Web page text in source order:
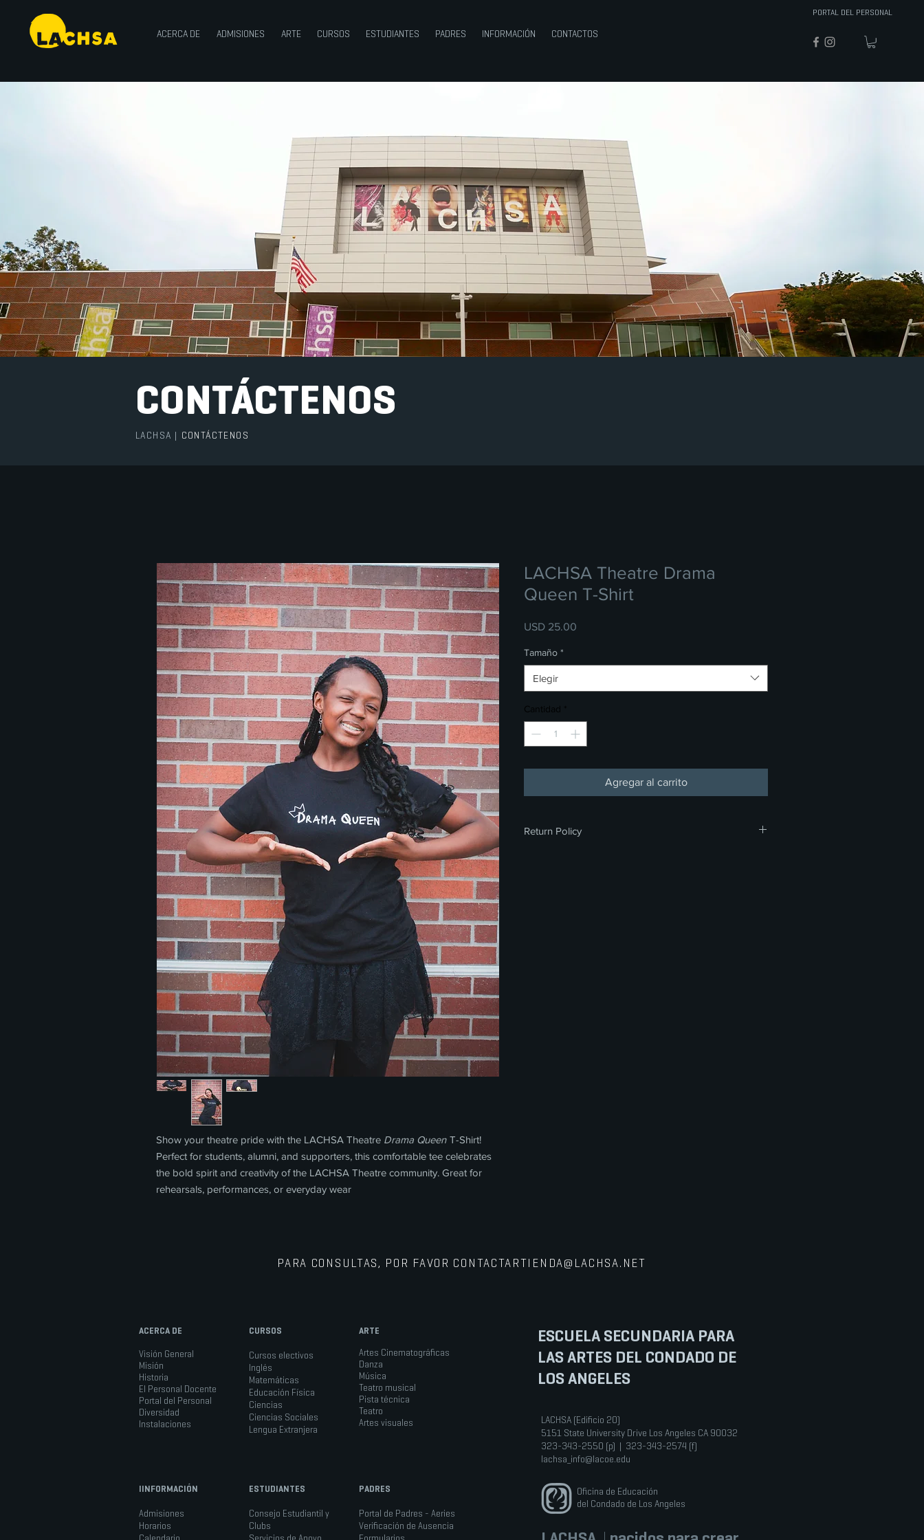
ACERCA DE ADMISIONES ARTE CURSOS ESTUDIANTES PADRES INFORMACIÓN CONTACTOS
PORTAL DEL PERSONAL
CONTÁCTENOS
LACHSA | CONTÁCTENOS
Show your theatre pride with the LACHSA Theatre Drama Queen T-Shirt!
Perfect for students, alumni, and supporters, this comfortable tee celebrates
the bold spirit and creativity of the LACHSA Theatre community. Great for
rehearsals, performances, or everyday wear
LACHSA Theatre Drama
Queen T-Shirt
USD 25.00
Tamaño *
Elegir
Cantidad *
Agregar al carrito
Return Policy
PARA CONSULTAS, POR FAVOR CONTACTARTIENDA@LACHSA.NET
ACERCA DE
Visión General
Misión
Historia
El Personal Docente
Portal del Personal
Diversidad
Instalaciones
CURSOS
Cursos electivos
Inglés
Matemáticas
Educación Física
Ciencias
Ciencias Sociales
Lengua Extranjera
ARTE
Artes Cinematográficas
Danza
Música
Teatro musical
Pista técnica
Teatro
Artes visuales
IINFORMACIÓN
Admisiones
Horarios
ESTUDIANTES
Consejo Estudiantil y
Clubs
PADRES
Portal de Padres - Aeries
Verificación de Ausencia
ESCUELA SECUNDARIA PARA
LAS ARTES DEL CONDADO DE
LOS ANGELES
LACHSA (Edificio 20)
5151 State University Drive Los Angeles CA 90032
323-343-2550 (p) | 323-343-2574 (f)
lachsa_info@lacoe.edu
Oficina de Educación
del Condado de Los Angeles